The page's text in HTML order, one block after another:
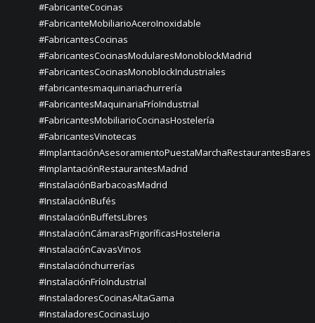
#FabricanteCocinas
#FabricanteMobiliarioAceroInoxidable
#FabricantesCocinas
#FabricantesCocinasModularesMonoblockMadrid
#FabricantesCocinasMonoblockIndustriales
#fabricantesmaquinariachurrería
#FabricantesMaquinariaFríoIndustrial
#FabricantesMobiliarioCocinasHostelería
#FabricantesVinotecas
#ImplantaciónAsesoramientoPuestaMarchaRestaurantesBares
#ImplantaciónRestaurantesMadrid
#InstalaciónBarbacoasMadrid
#InstalaciónBufés
#InstalaciónBuffetsLibres
#InstalaciónCámarasFrigoríficasHosteleria
#InstalaciónCavasVinos
#instalaciónchurrerías
#InstalaciónFríoIndustrial
#InstaladoresCocinasAltaGama
#InstaladoresCocinasLujo